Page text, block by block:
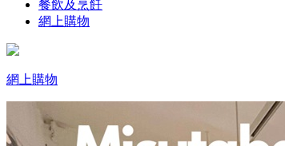
餐飲及烹飪
網上購物
網上購物